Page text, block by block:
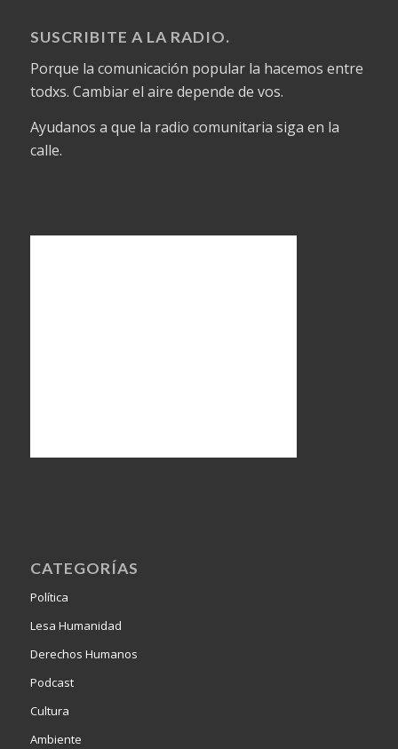
SUSCRIBITE A LA RADIO.
Porque la comunicación popular la hacemos entre
todxs. Cambiar el aire depende de vos.
Ayudanos a que la radio comunitaria siga en la
calle.
CATEGORÍAS
Política
Lesa Humanidad
Derechos Humanos
Podcast
Cultura
Ambiente